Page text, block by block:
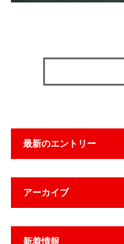
最新のエントリー
アーカイブ
新着情報